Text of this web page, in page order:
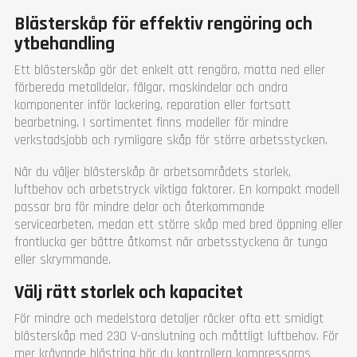
Garanti
Blästerskåp för effektiv rengöring och
ytbehandling
Ett blästerskåp gör det enkelt att rengöra, matta ned eller
förbereda metalldelar, fälgar, maskindelar och andra
komponenter inför lackering, reparation eller fortsatt
bearbetning. I sortimentet finns modeller för mindre
verkstadsjobb och rymligare skåp för större arbetsstycken.
När du väljer blästerskåp är arbetsområdets storlek,
luftbehov och arbetstryck viktiga faktorer. En kompakt modell
passar bra för mindre delar och återkommande
servicearbeten, medan ett större skåp med bred öppning eller
frontlucka ger bättre åtkomst när arbetsstyckena är tunga
eller skrymmande.
Välj rätt storlek och kapacitet
För mindre och medelstora detaljer räcker ofta ett smidigt
blästerskåp med 230 V-anslutning och måttligt luftbehov. För